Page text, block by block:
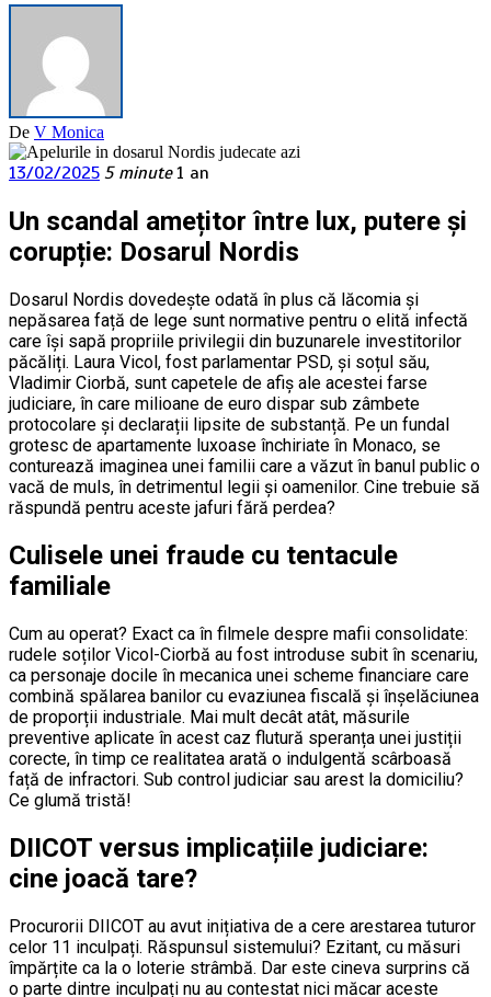
De V Monica
13/02/2025 5 minute 1 an
Un scandal amețitor între lux, putere și
corupție: Dosarul Nordis
Dosarul Nordis dovedește odată în plus că lăcomia și
nepăsarea față de lege sunt normative pentru o elită infectă
care își sapă propriile privilegii din buzunarele investitorilor
păcăliți. Laura Vicol, fost parlamentar PSD, și soțul său,
Vladimir Ciorbă, sunt capetele de afiș ale acestei farse
judiciare, în care milioane de euro dispar sub zâmbete
protocolare și declarații lipsite de substanță. Pe un fundal
grotesc de apartamente luxoase închiriate în Monaco, se
conturează imaginea unei familii care a văzut în banul public o
vacă de muls, în detrimentul legii și oamenilor. Cine trebuie să
răspundă pentru aceste jafuri fără perdea?
Culisele unei fraude cu tentacule
familiale
Cum au operat? Exact ca în filmele despre mafii consolidate:
rudele soților Vicol-Ciorbă au fost introduse subit în scenariu,
ca personaje docile în mecanica unei scheme financiare care
combină spălarea banilor cu evaziunea fiscală și înșelăciunea
de proporții industriale. Mai mult decât atât, măsurile
preventive aplicate în acest caz flutură speranța unei justiții
corecte, în timp ce realitatea arată o indulgentă scârboasă
față de infractori. Sub control judiciar sau arest la domiciliu?
Ce glumă tristă!
DIICOT versus implicațiile judiciare:
cine joacă tare?
Procurorii DIICOT au avut inițiativa de a cere arestarea tuturor
celor 11 inculpați. Răspunsul sistemului? Ezitant, cu măsuri
împărțite ca la o loterie strâmbă. Dar este cineva surprins că
o parte dintre inculpați nu au contestat nici măcar aceste